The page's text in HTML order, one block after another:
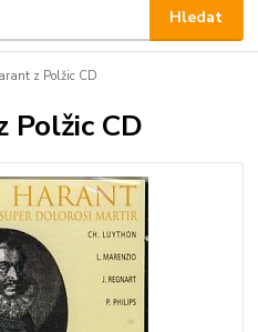
Hledat
z Polžic CD
CD